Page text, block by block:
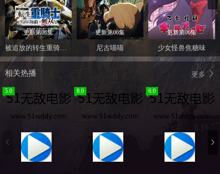
更新第06集
被追放的转生重骑士用游戏知识开无双
更新第06集
尼古喵喵
更新第06集
少女怪兽焦糖味
更多
相关热播
5.0 8.0 6.0